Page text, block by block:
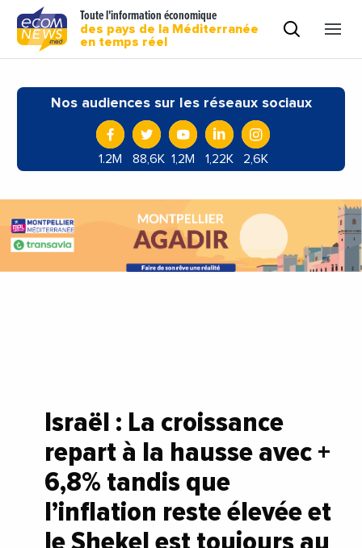
Toute l'information économique
des pays de la Méditerranée
en temps réel
Nos audiences sur les réseaux sociaux
1.2M 88,6K 1,2M 1,22K 2,6K
Israël : La croissance
repart à la hausse avec +
6,8% tandis que
l’inflation reste élevée et